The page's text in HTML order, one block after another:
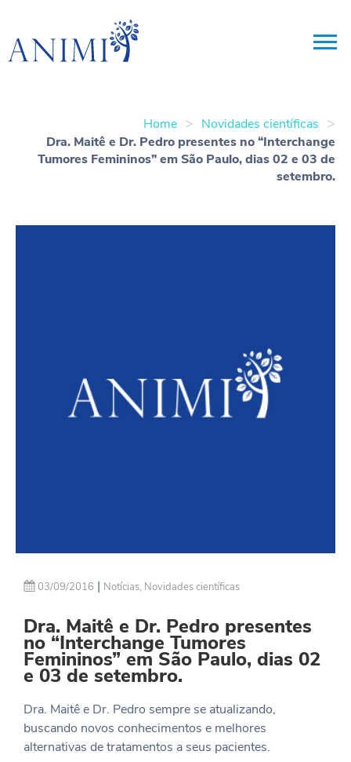
Home > Novidades científicas >
Dra. Maitê e Dr. Pedro presentes no “Interchange
Tumores Femininos” em São Paulo, dias 02 e 03 de
setembro.
03/09/2016 | Notícias, Novidades científicas
Dra. Maitê e Dr. Pedro presentes
no “Interchange Tumores
Femininos” em São Paulo, dias 02
e 03 de setembro.
Dra. Maitê e Dr. Pedro sempre se atualizando,
buscando novos conhecimentos e melhores
alternativas de tratamentos a seus pacientes.